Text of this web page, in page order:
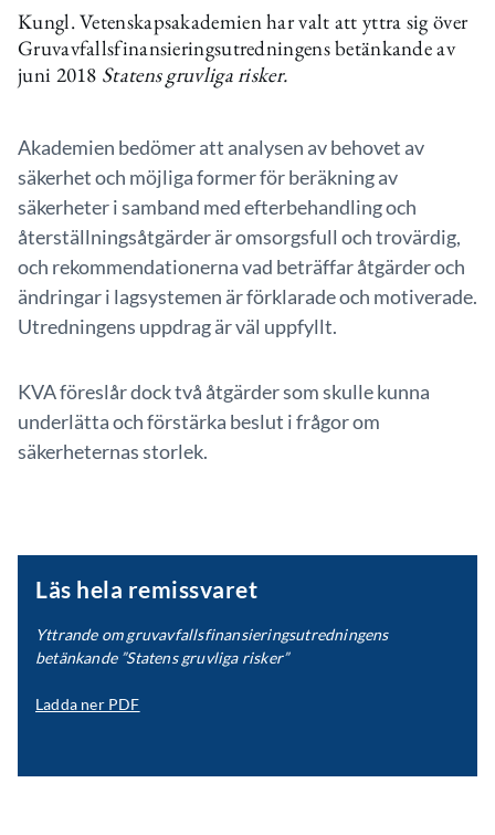
Kungl. Vetenskapsakademien har valt att yttra sig över
Gruvavfallsfinansieringsutredningens betänkande av
juni 2018 Statens gruvliga risker.
Akademien bedömer att analysen av behovet av
säkerhet och möjliga former för beräkning av
säkerheter i samband med efterbehandling och
återställningsåtgärder är omsorgsfull och trovärdig,
och rekommendationerna vad beträffar åtgärder och
ändringar i lagsystemen är förklarade och motiverade.
Utredningens uppdrag är väl uppfyllt.
KVA föreslår dock två åtgärder som skulle kunna
underlätta och förstärka beslut i frågor om
säkerheternas storlek.
Läs hela remissvaret
Yttrande om gruvavfallsfinansieringsutredningens
betänkande ”Statens gruvliga risker”
Ladda ner PDF